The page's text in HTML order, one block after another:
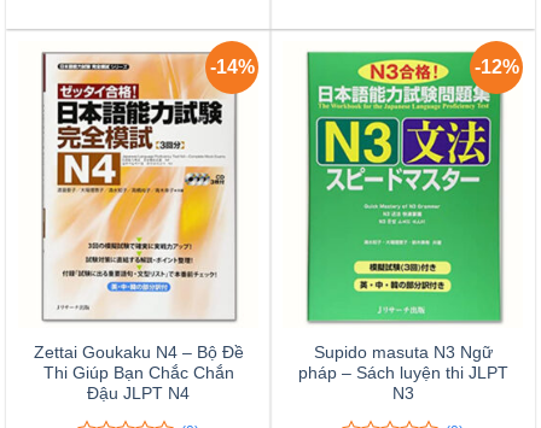
85,000 ₫.là:
75,000 ₫.
giá
83,000 ₫.là:
75,000
-14%
Zettai Goukaku N4 – Bộ Đề
Thi Giúp Bạn Chắc Chắn
Đậu JLPT N4
-12%
Supido masuta N3 Ngữ
pháp – Sách luyện thi JLPT
N3